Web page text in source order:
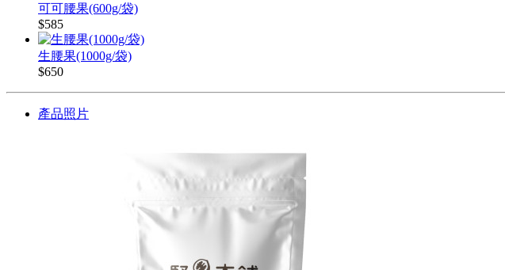
可可腰果(600g/袋)
$585
生腰果(1000g/袋)
$650
產品照片